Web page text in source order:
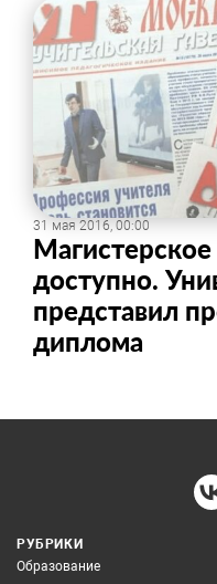
31 мая 2016, 00:00
доступно.
представил
диплома
РУБРИКИ
Образование